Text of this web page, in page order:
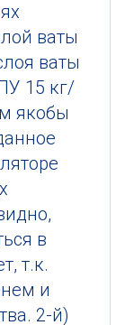
ваты
ваты
15 кг/
якобы
в
т.к.
и
2-й)